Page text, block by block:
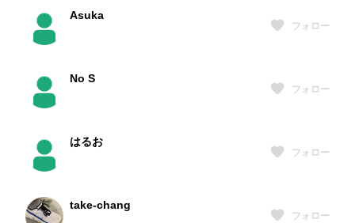
Asuka
フォロー
No S
フォロー
はるお
フォロー
take-chang
フォロー